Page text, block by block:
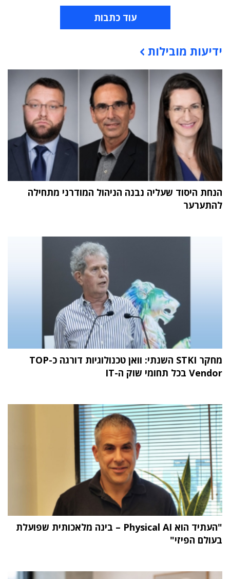
עוד כתבות
תוכן פרסומי
ידיעות מובילות
הנחת היסוד שעליה נבנה הניהול המודרני מתחילה
להתערער
מחקר STKI השנתי: וואן טכנולוגיות דורגה כ-TOP
Vendor בכל תחומי שוק ה-IT
"העתיד הוא Physical AI – בינה מלאכותית שפועלת
בעולם הפיזי"